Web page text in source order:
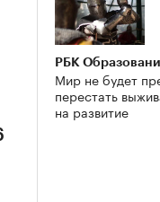
РБК
Мир не будет
перестать
на развитие